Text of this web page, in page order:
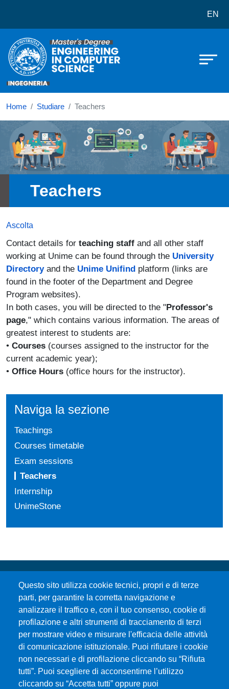
Corso di laurea in Engineering EN
Home Studiare Teachers
Immagine
Teachers
Ascolta
Contact details for teaching staff and all other staff
working at Unime can be found through the University
Directoryand the Unime Unifind platform (links are
found in the footer of the Department and Degree
Program websites).
In both cases, you will be directed to the "Professor's
page," which contains various information. The areas of
greatest interest to students are:
• Courses (courses assigned to the instructor for the
current academic year);
• Office Hours (office hours for the instructor).
Naviga la sezione
Teachings
Courses timetable
Exam sessions
Teachers
Internship
UnimeStone
Questo sito utilizza cookie tecnici, propri e di terze
parti, per garantire la corretta navigazione e
analizzare il traffico e, con il tuo consenso, cookie di
profilazione e altri strumenti di tracciamento di terzi
per mostrare video e misurare l'efficacia delle attività
di comunicazione istituzionale. Puoi rifiutare i cookie
non necessari e di profilazione cliccando su “Rifiuta
tutti”. Puoi scegliere di acconsentirne l’utilizzo
cliccando su “Accetta tutti” oppure puoi
Università degli Studi di Messina
Piazza Pugliatti, 1 - 98122 Messina
Cod. Fiscale 80004070837
P.IVA 00724160833
Centralino: 090 676 1